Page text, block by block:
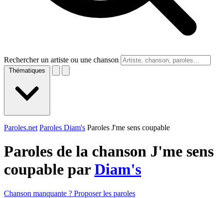
Rechercher un artiste ou une chanson
Thématiques
Paroles.net Paroles Diam's Paroles J'me sens coupable
Paroles de la chanson J'me sens
coupable parDiam's
Chanson manquante ? Proposer les paroles